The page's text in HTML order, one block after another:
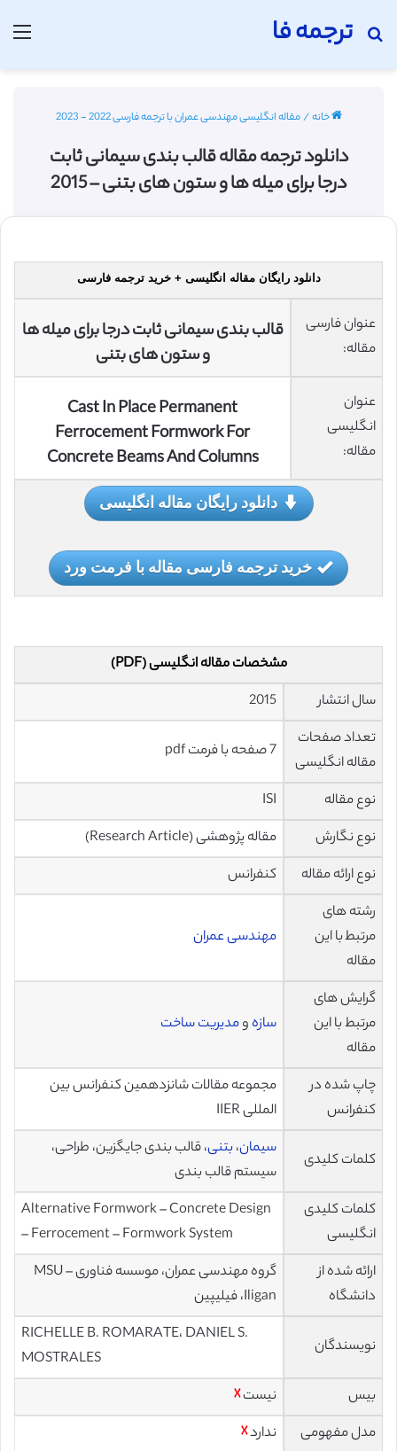
ترجمه فا
جستجو برای
خانه/مقاله انگلیسی مهندسی عمران با ترجمه فارسی 2022 - 2023
دانلود ترجمه مقاله قالب بندی سیمانی ثابت
درجا برای میله ها و ستون های بتنی – 2015
دانلود رایگان مقاله انگلیسی + خرید ترجمه فارسی
عنوان فارسی
مقاله:
قالب بندی سیمانی ثابت درجا برای میله ها
و ستون های بتنی
عنوان
انگلیسی
مقاله:
Cast In Place Permanent
Ferrocement Formwork For
Concrete Beams And Columns
دانلود رایگان مقاله انگلیسی
خرید ترجمه فارسی مقاله با فرمت ورد
مشخصات مقاله انگلیسی (PDF)
سال انتشار
2015
تعداد صفحات
مقاله انگلیسی
7 صفحه با فرمت pdf
نوع مقاله
ISI
نوع نگارش
مقاله پژوهشی (Research Article)
نوع ارائه مقاله
کنفرانس
رشته های
مرتبط با این
مقاله
مهندسی عمران
گرایش های
مرتبط با این
مقاله
سازه ومدیریت ساخت
چاپ شده در
کنفرانس
مجموعه مقالات شانزدهمین کنفرانس بین
المللی IIER
کلمات کلیدی
سیمان،بتنی، قالب بندی جایگزین، طراحی،
سیستم قالب بندی
کلمات کلیدی
انگلیسی
Alternative Formwork – Concrete Design
– Ferrocement – Formwork System
ارائه شده از
دانشگاه
گروه مهندسی عمران، موسسه فناوری MSU –
Iligan، فیلیپین
نویسندگان
RICHELLE B. ROMARATE، DANIEL S.
MOSTRALES
بیس
نیست☓
مدل مفهومی
ندارد☓